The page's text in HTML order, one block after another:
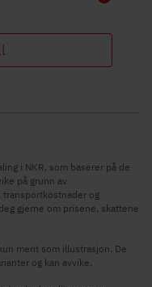
i NKR, som baserer på de
på grunn av
transportkostnader og
gjerne om prisene, skattene
ment som illustrasjon. De
og kan avvike.